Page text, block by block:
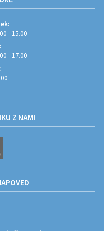
- 15.00
- 17.00
Z NAMI